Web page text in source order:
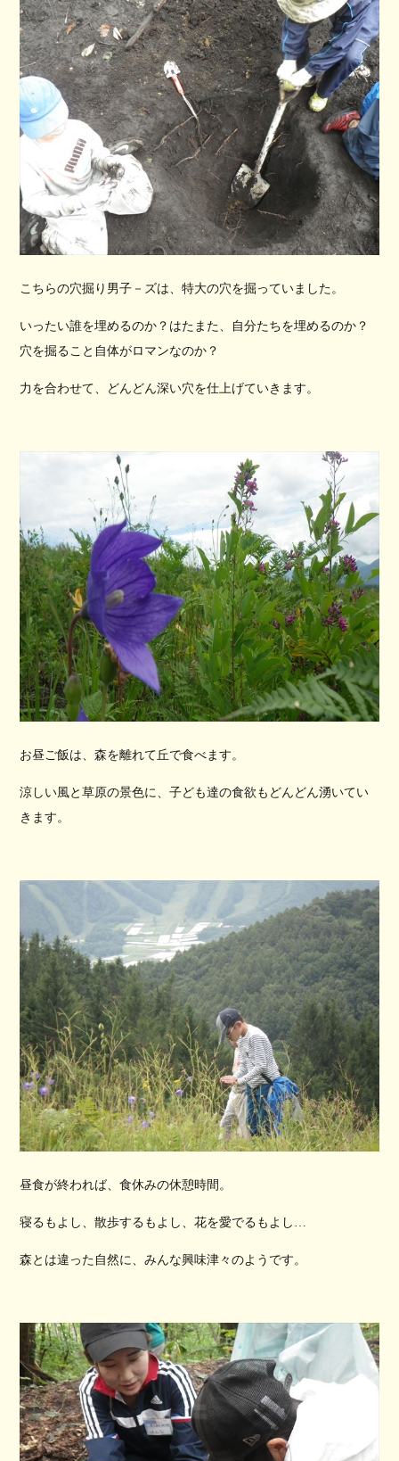
こちらの穴掘り男子－ズは、特大の穴を掘っていました。
いったい誰を埋めるのか？はたまた、自分たちを埋めるのか？
穴を掘ること自体がロマンなのか？
力を合わせて、どんどん深い穴を仕上げていきます。
お昼ご飯は、森を離れて丘で食べます。
涼しい風と草原の景色に、子ども達の食欲もどんどん湧いてい
きます。
昼食が終われば、食休みの休憩時間。
寝るもよし、散歩するもよし、花を愛でるもよし…
森とは違った自然に、みんな興味津々のようです。